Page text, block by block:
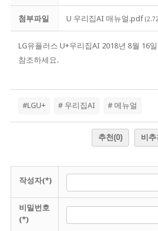
첨부파일 U 우리집AI 매뉴얼.pdf
LG유플러스 U+우리집AI 2018년 8월 16
참조하세요.
#LGU+ # 우리집AI # 메뉴얼
추천(0) 비추
작성자(*)
비밀번호
(*)